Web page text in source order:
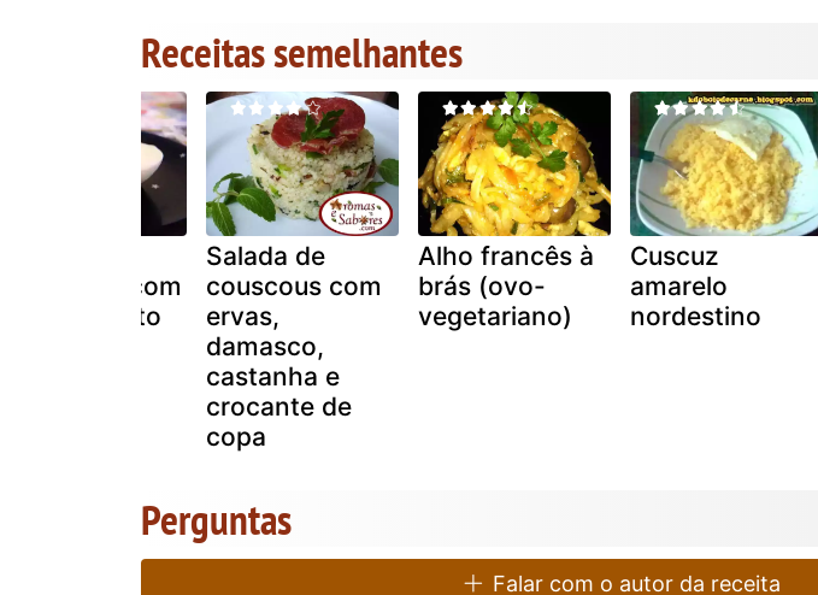
Receitas semelhantes
com
e pesto
Salada de
couscous com
ervas,
damasco,
castanha e
crocante de
copa
Alho francês à
brás (ovo-
vegetariano)
Cuscuz
amarelo
nordestino
Perguntas
Falar com o autor da receita